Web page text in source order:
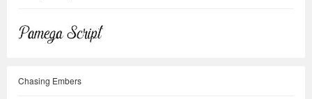
Chasing Embers